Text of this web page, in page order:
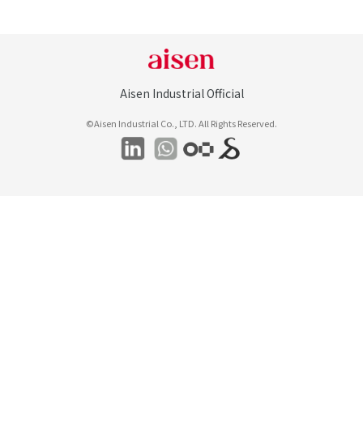
Aisen Industrial Official
©Aisen Industrial Co., LTD. All Rights Reserved.